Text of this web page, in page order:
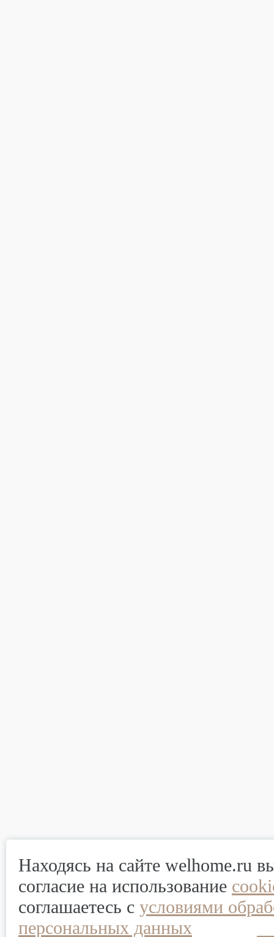
Находясь на сайте welhome.ru
согласие на использование
соглашаетесь с условиями
персональных данных